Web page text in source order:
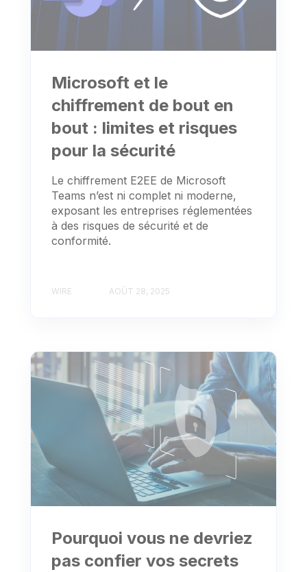
Microsoft et le
chiffrement de bout en
bout : limites et risques
pour la sécurité
Le chiffrement E2EE de Microsoft
Teams n’est ni complet ni moderne,
exposant les entreprises réglementées
à des risques de sécurité et de
conformité.
WIRE AOÛT 28, 2025
Pourquoi vous ne devriez
pas confier vos secrets